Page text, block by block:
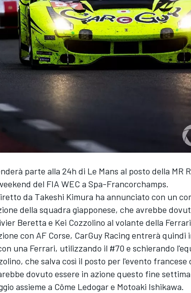
parte alla 24h di Le Mans al posto della MR
del FIA WEC a Spa-Francorchamps.
da Takeshi Kimura ha annunciato con un
della squadra giapponese, che avrebbe
Beretta e Kei Cozzolino al volante della
con AF Corse, CarGuy Racing entrerà quindi
una Ferrari, utilizzando il #70 e schierando
che salva così il posto per l'evento
dovuto essere in azione questo fine
assieme a Côme Ledogar e Motoaki Ishikawa.